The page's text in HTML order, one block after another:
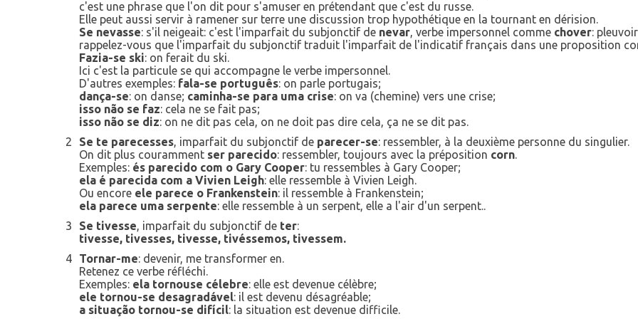
c'est une phrase que l'on dit pour s'amuser en prétendant que c'est du russe.
Elle peut aussi servir à ramener sur terre une discussion trop hypothétique en la tournant en dérision.
Se nevasse: s'il neigeait: c'est l'imparfait du subjonctif de nevar, verbe impersonnel comme chover:
rappelez-vous que l'imparfait du subjonctif traduit l'imparfait de l'indicatif français dans une proposition
Fazia-se ski: on ferait du ski.
Ici c'est la particule se qui accompagne le verbe impersonnel.
D'autres exemples: fala-se português: on parle portugais;
dança-se: on danse; caminha-se para uma crise: on va (chemine) vers une crise;
isso não se faz: cela ne se fait pas;
isso não se diz: on ne dit pas cela, on ne doit pas dire cela, ça ne se dit pas.
2
Se te parecesses, imparfait du subjonctif de parecer-se: ressembler, à la deuxième personne du singulier.
On dit plus couramment ser parecido: ressembler, toujours avec la préposition corn.
Exemples: és parecido com o Gary Cooper: tu ressembles à Gary Cooper;
ela é parecida com a Vivien Leigh: elle ressemble à Vivien Leigh.
Ou encore ele parece o Frankenstein: il ressemble à Frankenstein;
ela parece uma serpente: elle ressemble à un serpent, elle a l'air d'un serpent..
3
Se tivesse, imparfait du subjonctif de ter:
tivesse, tivesses, tivesse, tivéssemos, tivessem.
4
Tornar-me: devenir, me transformer en.
Retenez ce verbe réfléchi.
Exemples: ela tornouse célebre: elle est devenue célèbre;
ele tornou-se desagradável: il est devenu désagréable;
a situação tornou-se difícil: la situation est devenue difficile.